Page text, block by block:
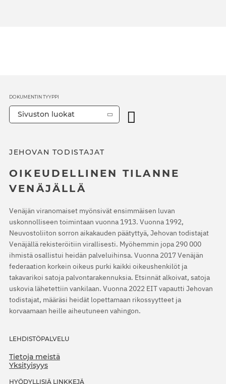
JEHOVAN TODISTAJAT
OIKEUDELLINEN TILANNE
VENÄJÄLLÄ
Venäjän viranomaiset myönsivät ensimmäisen luvan
uskonnolliseen toimintaan vuonna 1913. Vuonna 1992,
Neuvostoliiton sorron aikakauden päätyttyä, Jehovan todistajat
Venäjällä rekisteröitiin virallisesti. Myöhemmin jopa 290 000
ihmistä osallistui heidän palveluihinsa. Vuonna 2017 Venäjän
federaation korkein oikeus purki kaikki oikeushenkilöt ja
takavarikoi satoja palvontarakennuksia. Etsinnät alkoivat, satoja
uskovia lähetettiin vankilaan. Vuonna 2022 EIT vapautti Jehovan
todistajat, määräsi heidät lopettamaan rikossyytteet ja
korvaamaan heille aiheutuneen vahingon.
LEHDISTÖPALVELU
Tietoja meistä
Yksityisyys
HYÖDYLLISIÄ LINKKEJÄ
DOKUMENTIN TYYPPI
Sivuston luokat